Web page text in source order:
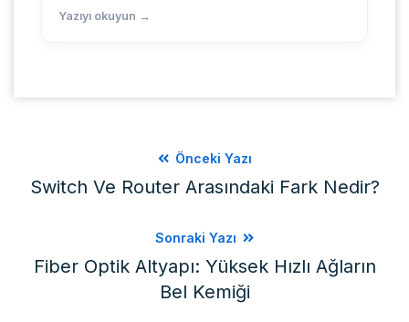
Yazıyı okuyun →
Önceki Yazı
Switch Ve Router Arasındaki Fark Nedir?
Sonraki Yazı
Fiber Optik Altyapı: Yüksek Hızlı Ağların
Bel Kemiği